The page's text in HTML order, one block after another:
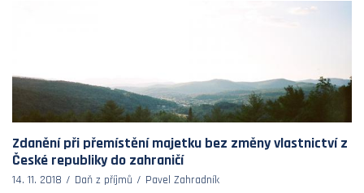
Zdanění při přemístění majetku bez změny vlastnictví z
České republiky do zahraničí
14. 11. 2018 Daň z příjmů Pavel Zahradník